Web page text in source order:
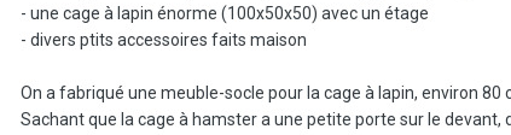
- une cage à lapin énorme (100x50x50) avec un étage
- divers ptits accessoires faits maison
On a fabriqué une meuble-socle pour la cage à lapin, environ 80
Sachant que la cage à hamster a une petite porte sur le